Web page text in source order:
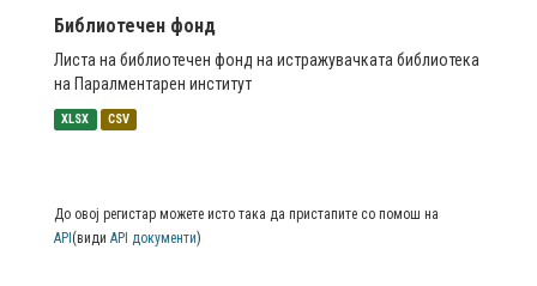
Библиотечен фонд
Листа на библиотечен фонд на истражувачката библиотека
на Паралментарен институт
XLSX CSV
До овој регистар можете исто така да пристапите со помош на
API (види API документи)